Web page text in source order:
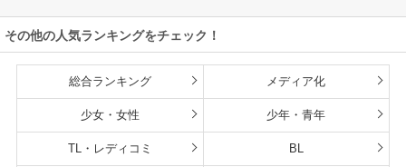
その他の人気ランキングをチェック！
総合ランキング メディア化
少女・女性 少年・青年
TL・レディコミ BL